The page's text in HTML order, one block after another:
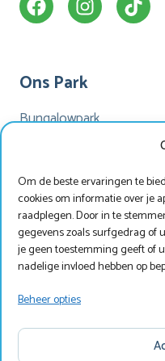
Om de beste ervaringen te
cookies om informatie over je
raadplegen. Door in te
gegevens zoals surfgedrag of
je geen toestemming geeft of
nadelige invloed hebben op
Beheer opties
Ons Park
Bungalowpark
Faciliteiten
Plattegrond
Zoek & Boek
Copyright
Website, ontwerp